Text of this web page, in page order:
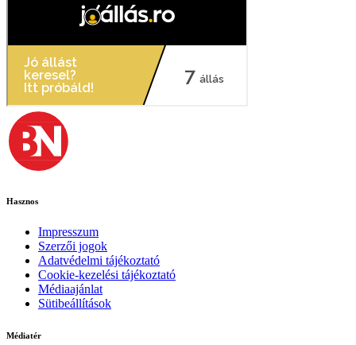
Hasznos
Impresszum
Szerzői jogok
Adatvédelmi tájékoztató
Cookie-kezelési tájékoztató
Médiaajánlat
Sütibeállítások
Médiatér